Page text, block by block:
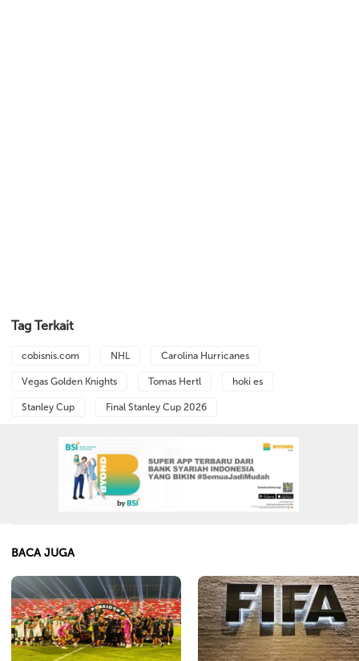
Tag Terkait
cobisnis.com NHL Carolina Hurricanes
Vegas Golden Knights Tomas Hertl hoki es
Stanley Cup Final Stanley Cup 2026
BACA JUGA